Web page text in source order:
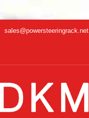
sales@powersteeringrack.net